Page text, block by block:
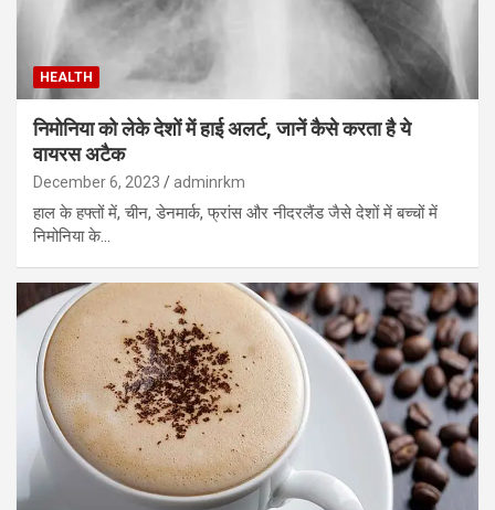
HEALTH
निमोनिया को लेके देशों में हाई अलर्ट, जानें कैसे करता है ये
वायरस अटैक
December 6, 2023 adminrkm
हाल के हफ्तों में, चीन, डेनमार्क, फ्रांस और नीदरलैंड जैसे देशों में बच्चों में
निमोनिया के…